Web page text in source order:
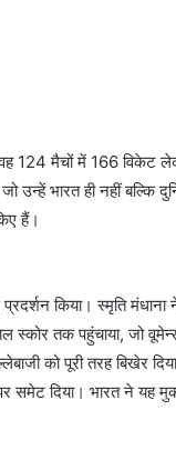
124 मैचों में 166 विकेट
भारत ही नहीं बल्कि
हैं।
प्रदर्शन किया। स्मृति
तक पहुंचाया, जो
को पूरी तरह बिखेर
समेट दिया। भारत ने यह